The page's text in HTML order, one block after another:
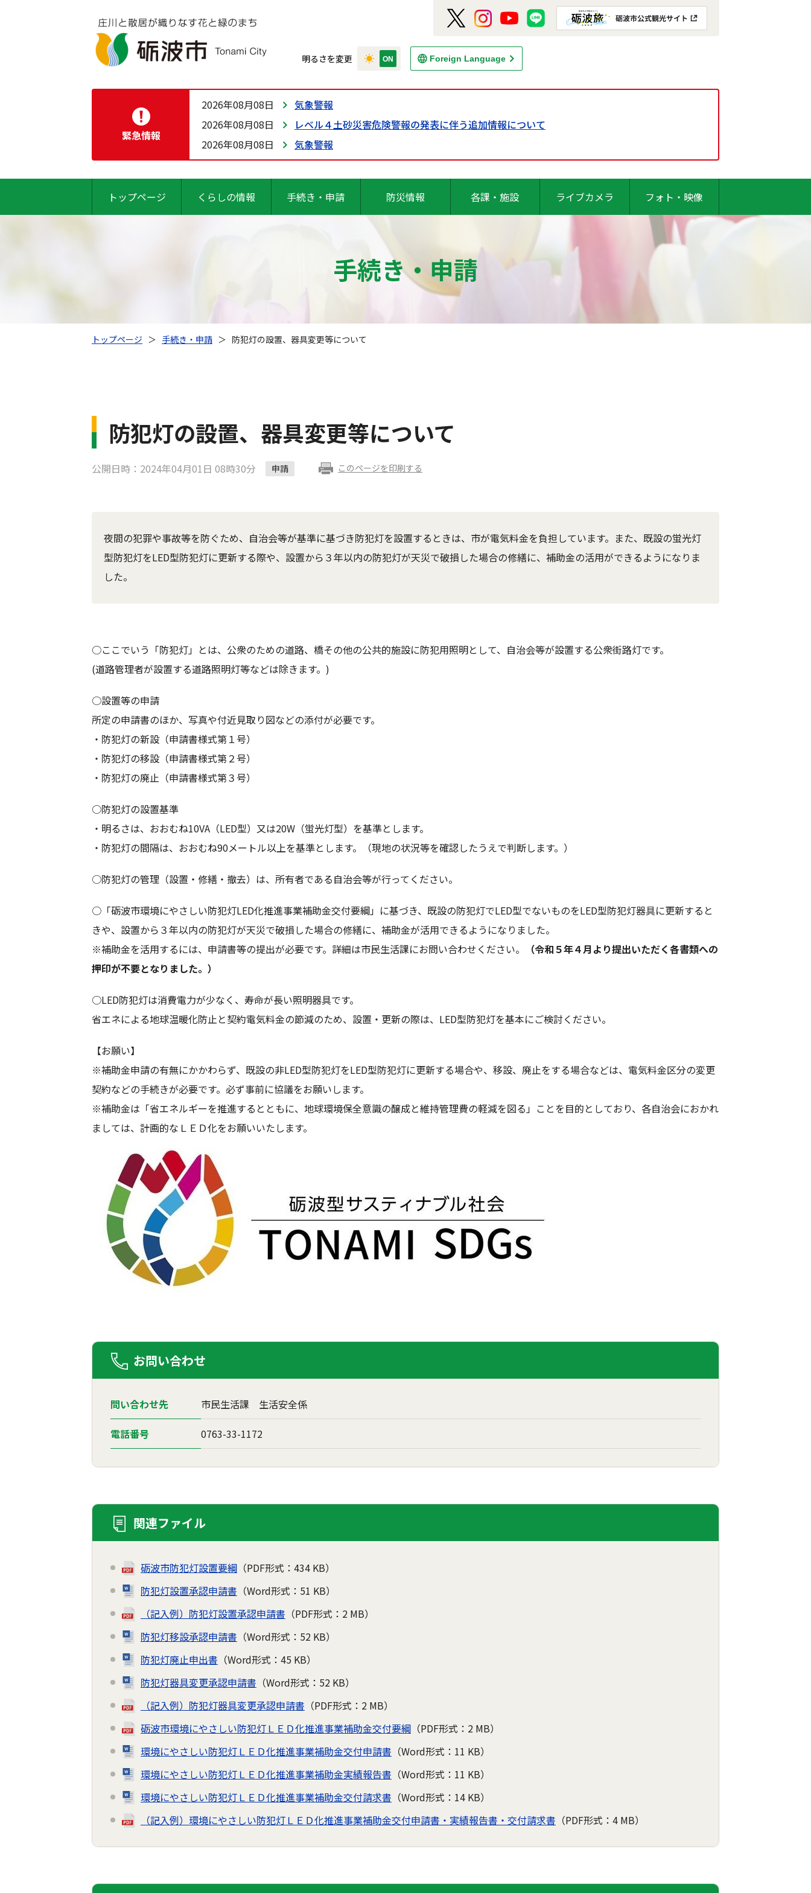
明るさを変更 Foreign Language
緊急情報
2026年08月08日
気象警報
2026年08月08日
レベル４土砂災害危険警報の発表に伴う追加情報について
2026年08月08日
気象警報
トップページ くらしの情報 手続き・申請 防災情報 各課・施設 ライブカメラ フォト・映像
手続き・申請
トップページ ＞ 手続き・申請 ＞ 防犯灯の設置、器具変更等について
防犯灯の設置、器具変更等について
公開日時：2024年04月01日 08時30分 申請 このページを印刷する
夜間の犯罪や事故等を防ぐため、自治会等が基準に基づき防犯灯を設置するときは、市が電気料金を負担しています。また、既設の蛍光灯
型防犯灯をLED型防犯灯に更新する際や、設置から３年以内の防犯灯が天災で破損した場合の修繕に、補助金の活用ができるようになりま
した。
○ここでいう「防犯灯」とは、公衆のための道路、橋その他の公共的施設に防犯用照明として、自治会等が設置する公衆街路灯です。
(道路管理者が設置する道路照明灯等などは除きます。)
○設置等の申請
所定の申請書のほか、写真や付近見取り図などの添付が必要です。
・防犯灯の新設（申請書様式第１号）
・防犯灯の移設（申請書様式第２号）
・防犯灯の廃止（申請書様式第３号）
○防犯灯の設置基準
・明るさは、おおむね10VA（LED型）又は20W（蛍光灯型）を基準とします。
・防犯灯の間隔は、おおむね90メートル以上を基準とします。（現地の状況等を確認したうえで判断します。）
○防犯灯の管理（設置・修繕・撤去）は、所有者である自治会等が行ってください。
○「砺波市環境にやさしい防犯灯LED化推進事業補助金交付要綱」に基づき、既設の防犯灯でLED型でないものをLED型防犯灯器具に更新すると
きや、設置から３年以内の防犯灯が天災で破損した場合の修繕に、補助金が活用できるようになりました。
※補助金を活用するには、申請書等の提出が必要です。詳細は市民生活課にお問い合わせください。
（令和５年４月より提出いただく各書類への
押印が不要となりました。）
○LED防犯灯は消費電力が少なく、寿命が長い照明器具です。
省エネによる地球温暖化防止と契約電気料金の節減のため、設置・更新の際は、LED型防犯灯を基本にご検討ください。
【お願い】
※補助金申請の有無にかかわらず、既設の非LED型防犯灯をLED型防犯灯に更新する場合や、移設、廃止をする場合などは、電気料金区分の変更
契約などの手続きが必要です。必ず事前に協議をお願いします。
※補助金は「省エネルギーを推進するとともに、地球環境保全意識の醸成と維持管理費の軽減を図る」ことを目的としており、各自治会におかれ
ましては、計画的なＬＥＤ化をお願いいたします。
お問い合わせ
問い合わせ先 市民生活課 生活安全係
電話番号 0763-33-1172
関連ファイル
砺波市防犯灯設置要綱 （PDF形式：434 KB）
防犯灯設置承認申請書 （Word形式：51 KB）
（記入例）防犯灯設置承認申請書 （PDF形式：2 MB）
防犯灯移設承認申請書 （Word形式：52 KB）
防犯灯廃止申出書 （Word形式：45 KB）
防犯灯器具変更承認申請書 （Word形式：52 KB）
（記入例）防犯灯器具変更承認申請書 （PDF形式：2 MB）
砺波市環境にやさしい防犯灯ＬＥＤ化推進事業補助金交付要綱 （PDF形式：2 MB）
環境にやさしい防犯灯ＬＥＤ化推進事業補助金交付申請書 （Word形式：11 KB）
環境にやさしい防犯灯ＬＥＤ化推進事業補助金実績報告書 （Word形式：11 KB）
環境にやさしい防犯灯ＬＥＤ化推進事業補助金交付請求書 （Word形式：14 KB）
（記入例）環境にやさしい防犯灯ＬＥＤ化推進事業補助金交付申請書・実績報告書・交付請求書 （PDF形式：4 MB）